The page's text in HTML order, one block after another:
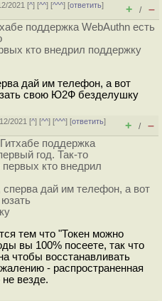
2021 [^] [^^] [^^^] [ответить]
+ / –
поддержка WebAuthn есть
кто внедрил поддержку
дай им телефон, а вот
свою Ю2Ф безделушку
2021 [^] [^^] [^^^] [ответить]
+ / –
поддержка
год. Так-то
кто внедрил
дай им телефон, а вот
тем что "Токен можно
вы 100% посеете, так что
чтобы восстанавливать
- распространенная
не везде.